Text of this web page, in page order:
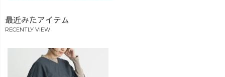
最近みたアイテム
RECENTLY VIEW